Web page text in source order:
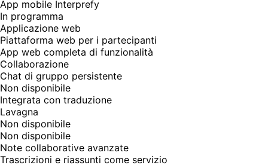
App mobile Interprefy
In programma
Applicazione web
Piattaforma web per i partecipanti
App web completa di funzionalità
Collaborazione
Chat di gruppo persistente
Non disponibile
Integrata con traduzione
Lavagna
Non disponibile
Non disponibile
Note collaborative avanzate
Trascrizioni e riassunti come servizio